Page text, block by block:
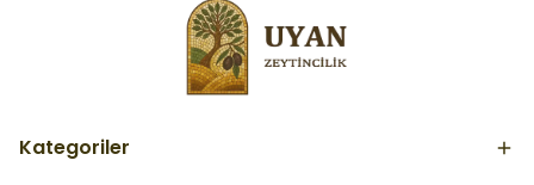
Kategoriler